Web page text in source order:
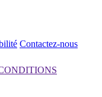
Contactez-nous